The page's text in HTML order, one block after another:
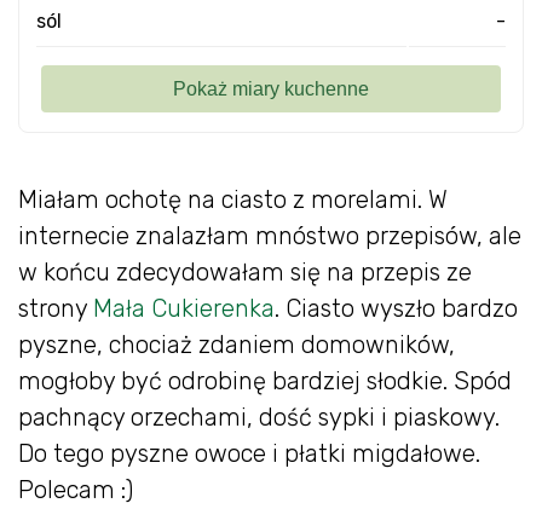
Miałam ochotę na ciasto z morelami. W
internecie znalazłam mnóstwo przepisów, ale
w końcu zdecydowałam się na przepis ze
strony Mała Cukierenka. Ciasto wyszło bardzo
pyszne, chociaż zdaniem domowników,
mogłoby być odrobinę bardziej słodkie. Spód
pachnący orzechami, dość sypki i piaskowy.
Do tego pyszne owoce i płatki migdałowe.
Polecam :)
sól -